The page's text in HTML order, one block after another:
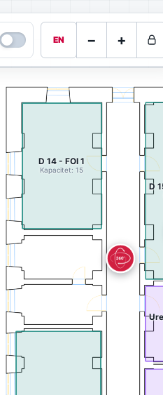
EN − +
D 14 - FOI 1
Kapacitet: 15